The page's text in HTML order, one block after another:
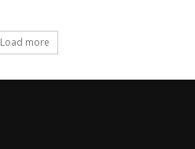
Load more